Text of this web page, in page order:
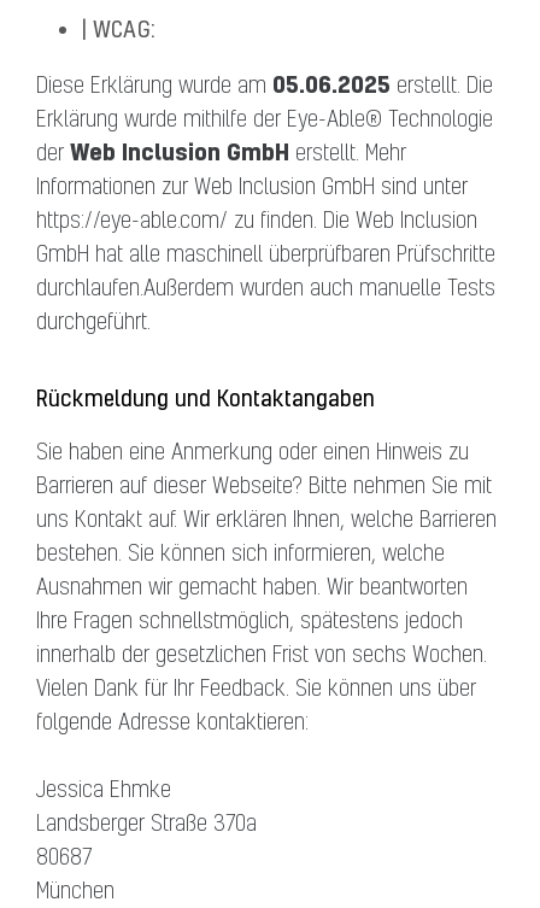
| WCAG:
Diese Erklärung wurde am 05.06.2025 erstellt. Die
Erklärung wurde mithilfe der Eye-Able® Technologie
der Web Inclusion GmbH erstellt. Mehr
Informationen zur Web Inclusion GmbH sind unter
https://eye-able.com/ zu finden. Die Web Inclusion
GmbH hat alle maschinell überprüfbaren Prüfschritte
durchlaufen.Außerdem wurden auch manuelle Tests
durchgeführt.
Rückmeldung und Kontaktangaben
Sie haben eine Anmerkung oder einen Hinweis zu
Barrieren auf dieser Webseite? Bitte nehmen Sie mit
uns Kontakt auf. Wir erklären Ihnen, welche Barrieren
bestehen. Sie können sich informieren, welche
Ausnahmen wir gemacht haben. Wir beantworten
Ihre Fragen schnellstmöglich, spätestens jedoch
innerhalb der gesetzlichen Frist von sechs Wochen.
Vielen Dank für Ihr Feedback. Sie können uns über
folgende Adresse kontaktieren:
Jessica Ehmke
Landsberger Straße 370a
80687
München